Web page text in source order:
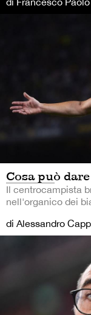
Cosa può
Il centrocampista
nell'organico dei
di Alessandro